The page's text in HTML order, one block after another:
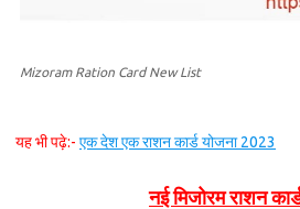
Mizoram Ration Card New List
यह भी पढ़े:- एक देश एक राशन कार्ड योजना 2023
नई मिजोरम राशन